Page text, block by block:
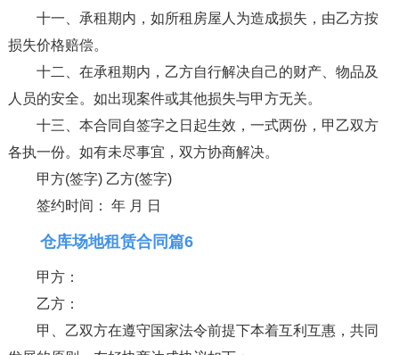
十一、承租期内，如所租房屋人为造成损失，由乙方按
损失价格赔偿。
十二、在承租期内，乙方自行解决自己的财产、物品及
人员的安全。如出现案件或其他损失与甲方无关。
十三、本合同自签字之日起生效，一式两份，甲乙双方
各执一份。如有未尽事宜，双方协商解决。
甲方(签字) 乙方(签字)
签约时间： 年 月 日
仓库场地租赁合同篇6
甲方：
乙方：
甲、乙双方在遵守国家法令前提下本着互利互惠，共同